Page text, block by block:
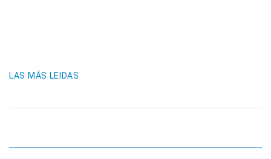
LAS MÁS LEIDAS